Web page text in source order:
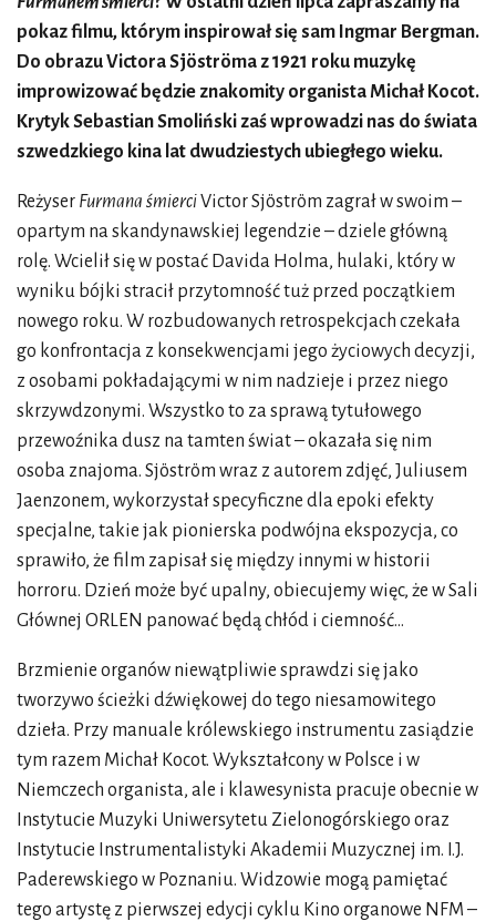
pokaz filmu, którym inspirował się sam Ingmar Bergman.
Do obrazu Victora Sjöströma z 1921 roku muzykę
improwizować będzie znakomity organista Michał Kocot.
Krytyk Sebastian Smoliński zaś wprowadzi nas do świata
szwedzkiego kina lat dwudziestych ubiegłego wieku.
Reżyser Furmana śmierciVictor Sjöström zagrał w swoim –
opartym na skandynawskiej legendzie – dziele główną
rolę. Wcielił się w postać Davida Holma, hulaki, który w
wyniku bójki stracił przytomność tuż przed początkiem
nowego roku. W rozbudowanych retrospekcjach czekała
go konfrontacja z konsekwencjami jego życiowych decyzji,
z osobami pokładającymi w nim nadzieje i przez niego
skrzywdzonymi. Wszystko to za sprawą tytułowego
przewoźnika dusz na tamten świat – okazała się nim
osoba znajoma. Sjöström wraz z autorem zdjęć, Juliusem
Jaenzonem, wykorzystał specyficzne dla epoki efekty
specjalne, takie jak pionierska podwójna ekspozycja, co
sprawiło, że film zapisał się między innymi w historii
horroru. Dzień może być upalny, obiecujemy więc, że w Sali
Głównej ORLEN panować będą chłód i ciemność…
Brzmienie organów niewątpliwie sprawdzi się jako
tworzywo ścieżki dźwiękowej do tego niesamowitego
dzieła. Przy manuale królewskiego instrumentu zasiądzie
tym razem Michał Kocot. Wykształcony w Polsce i w
Niemczech organista, ale i klawesynista pracuje obecnie w
Instytucie Muzyki Uniwersytetu Zielonogórskiego oraz
Instytucie Instrumentalistyki Akademii Muzycznej im. I.J.
Paderewskiego w Poznaniu. Widzowie mogą pamiętać
tego artystę z pierwszej edycji cyklu Kino organowe NFM –